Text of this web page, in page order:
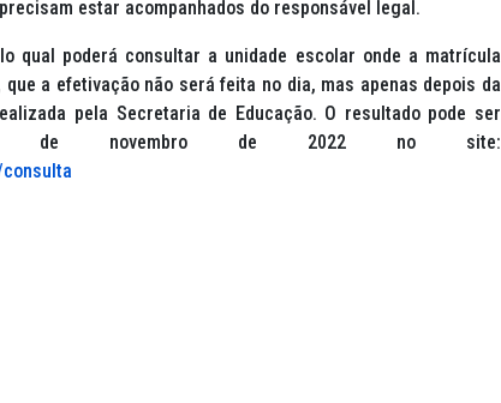
estar acompanhados do responsável legal.
qual poderá consultar a unidade escolar onde a matrícula
a efetivação não será feita no dia, mas apenas depois da
pela Secretaria de Educação. O resultado pode ser
novembro de 2022 no site: